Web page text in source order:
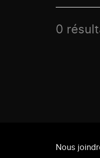
0
Nous